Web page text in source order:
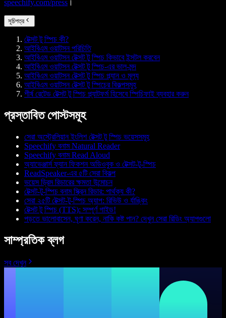
speechify.com/press ।
সূচিপত্র
টেক্সট টু স্পিচ কী?
আইবিএম ওয়াটসন পরিচিতি
আইবিএম ওয়াটসন টেক্সট টু স্পিচ কিভাবে ইন্সটল করবেন
আইবিএম ওয়াটসন টেক্সট টু স্পিচ-এর ভাল-মন্দ
আইবিএম ওয়াটসন টেক্সট টু স্পিচ প্ল্যান ও মূল্য
আইবিএম ওয়াটসন টেক্সট টু স্পিচের বিকল্পসমূহ
শীর্ষ রেটেড টেক্সট টু স্পিচ প্ল্যাটফর্ম হিসেবে স্পিচিফাই ব্যবহার করুন
প্রস্তাবিত পোস্টসমূহ
সেরা অস্ট্রেলিয়ান ইংলিশ টেক্সট টু স্পিচ ভয়েসসমূহ
Speechify বনাম Natural Reader
Speechify বনাম Read Aloud
অ্যাভেঞ্জার্স ফ্যান ফিকশন অডিওবুক ও টেক্সট-টু-স্পিচ
ReadSpeaker-এর ৫টি সেরা বিকল্প
ভয়েস ড্রিম রিডারের ক্ষমতা উন্মোচন
টেক্সট-টু-স্পিচ বনাম স্ক্রিন রিডার: পার্থক্য কী?
সেরা ২৫টি টেক্সট-টু-স্পিচ অ্যাপ: রিভিউ ও র্যাঙ্কিং
টেক্সট টু স্পিচ (TTS): সম্পূর্ণ গাইড!
পড়তে ভালোবাসেন, ঘৃণা করেন, নাকি কষ্ট পান? দেখুন সেরা রিডিং অ্যাপগুলো
সাম্প্রতিক ব্লগ
সব দেখুন